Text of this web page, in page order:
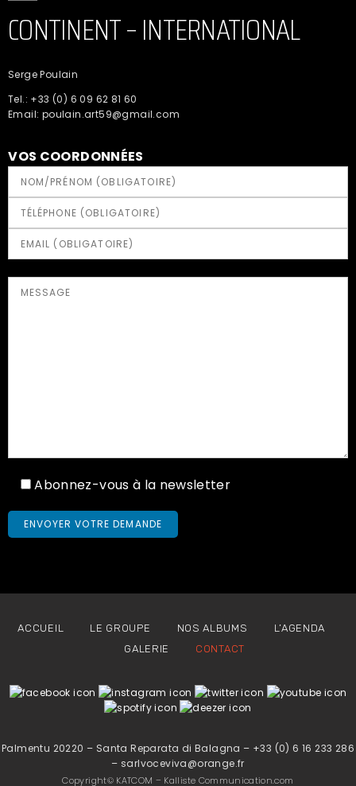
CONTINENT – INTERNATIONAL
Serge Poulain
Tel.: +33 (0) 6 09 62 81 60
Email: poulain.art59@gmail.com
VOS COORDONNÉES
Abonnez-vous à la newsletter
ACCUEIL LE GROUPE NOS ALBUMS
L’AGENDA
GALERIE
CONTACT
Palmentu 20220 – Santa Reparata di Balagna – +33 (0) 6 16 233 286
– sarlvoceviva@orange.fr
Copyright© KATCOM – Kalliste Communication.com